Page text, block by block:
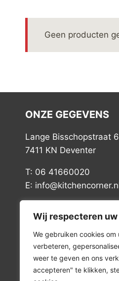
Wij respecteren
We gebruiken cookies
verbeteren,
weer te geven en ons
accepteren" te klikken,
Geen producten
ONZE GEGEVENS
Lange Bisschopstraat
7411 KN Deventer
T: 06 41660020
E:
BTW: